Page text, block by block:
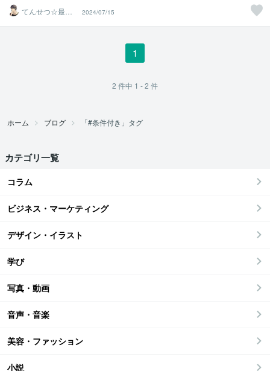
てんせつ☆最適
ライフをサポー
トする
2024/07/15
1
2 件中 1 - 2 件
ホーム ブログ 「#条件付き」タグ
カテゴリ一覧
コラム
ビジネス・マーケティング
デザイン・イラスト
学び
写真・動画
音声・音楽
美容・ファッション
小説